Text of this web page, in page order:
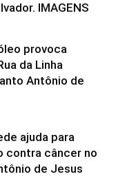
IMAGENS
provoca
da Linha
Antônio de
ajuda para
contra câncer no
de Jesus